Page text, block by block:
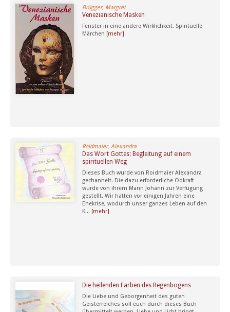
Brügger, Margret
Venezianische Masken
Fenster in eine andere Wirklichkeit. Spirituelle
Märchen [mehr]
Roidmaier, Alexandra
Das Wort Gottes: Begleitung auf einem
spirituellen Weg
Dieses Buch wurde von Roidmaier Alexandra
gechannelt. Die dazu erforderliche Odkraft
wurde von ihrem Mann Johann zur Verfügung
gestellt. Wir hatten vor einigen Jahren eine
Ehekrise, wodurch unser ganzes Leben auf den
K... [mehr]
Die heilenden Farben des Regenbogens
Die Liebe und Geborgenheit des guten
Geisterreiches soll euch durch dieses Buch